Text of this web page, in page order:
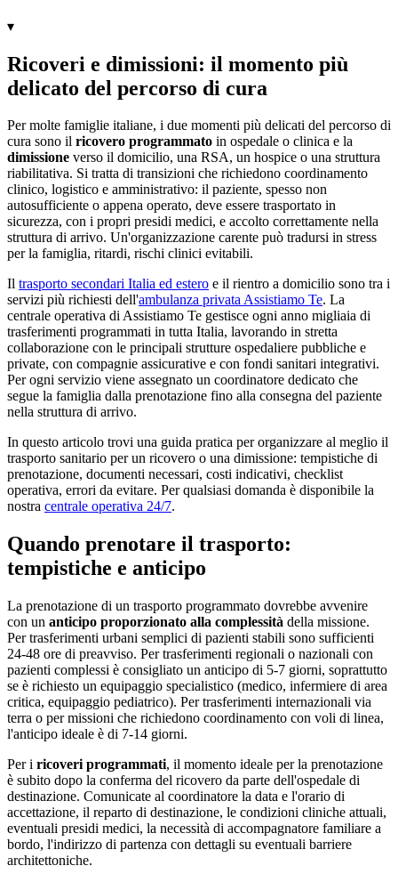
▾
Ricoveri e dimissioni: il momento più
delicato del percorso di cura
Per molte famiglie italiane, i due momenti più delicati del percorso di
cura sono il ricovero programmato in ospedale o clinica e la
dimissione verso il domicilio, una RSA, un hospice o una struttura
riabilitativa. Si tratta di transizioni che richiedono coordinamento
clinico, logistico e amministrativo: il paziente, spesso non
autosufficiente o appena operato, deve essere trasportato in
sicurezza, con i propri presidi medici, e accolto correttamente nella
struttura di arrivo. Un'organizzazione carente può tradursi in stress
per la famiglia, ritardi, rischi clinici evitabili.
Il trasporto secondari Italia ed estero e il rientro a domicilio sono tra i
servizi più richiesti dell'ambulanza privata Assistiamo Te. La
centrale operativa di Assistiamo Te gestisce ogni anno migliaia di
trasferimenti programmati in tutta Italia, lavorando in stretta
collaborazione con le principali strutture ospedaliere pubbliche e
private, con compagnie assicurative e con fondi sanitari integrativi.
Per ogni servizio viene assegnato un coordinatore dedicato che
segue la famiglia dalla prenotazione fino alla consegna del paziente
nella struttura di arrivo.
In questo articolo trovi una guida pratica per organizzare al meglio il
trasporto sanitario per un ricovero o una dimissione: tempistiche di
prenotazione, documenti necessari, costi indicativi, checklist
operativa, errori da evitare. Per qualsiasi domanda è disponibile la
nostra centrale operativa 24/7.
Quando prenotare il trasporto:
tempistiche e anticipo
La prenotazione di un trasporto programmato dovrebbe avvenire
con un anticipo proporzionato alla complessità della missione.
Per trasferimenti urbani semplici di pazienti stabili sono sufficienti
24-48 ore di preavviso. Per trasferimenti regionali o nazionali con
pazienti complessi è consigliato un anticipo di 5-7 giorni, soprattutto
se è richiesto un equipaggio specialistico (medico, infermiere di area
critica, equipaggio pediatrico). Per trasferimenti internazionali via
terra o per missioni che richiedono coordinamento con voli di linea,
l'anticipo ideale è di 7-14 giorni.
Per i ricoveri programmati, il momento ideale per la prenotazione
è subito dopo la conferma del ricovero da parte dell'ospedale di
destinazione. Comunicate al coordinatore la data e l'orario di
accettazione, il reparto di destinazione, le condizioni cliniche attuali,
eventuali presidi medici, la necessità di accompagnatore familiare a
bordo, l'indirizzo di partenza con dettagli su eventuali barriere
architettoniche.